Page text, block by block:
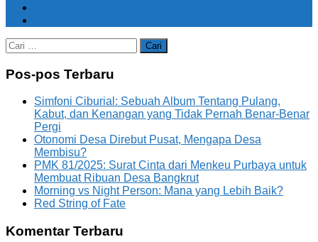
Cari
untuk:
Pos-pos Terbaru
Simfoni Ciburial: Sebuah Album Tentang Pulang,
Kabut, dan Kenangan yang Tidak Pernah Benar-Benar
Pergi
Otonomi Desa Direbut Pusat, Mengapa Desa
Membisu?
PMK 81/2025: Surat Cinta dari Menkeu Purbaya untuk
Membuat Ribuan Desa Bangkrut
Morning vs Night Person: Mana yang Lebih Baik?
Red String of Fate
Komentar Terbaru